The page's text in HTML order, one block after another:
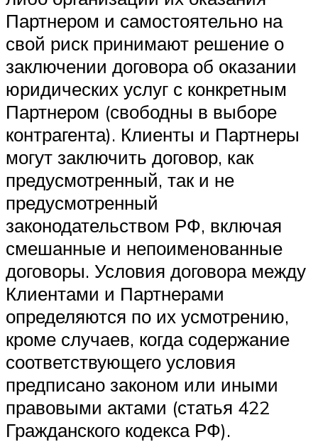
Партнером и самостоятельно на
свой риск принимают решение о
заключении договора об оказании
юридических услуг с конкретным
Партнером (свободны в выборе
контрагента). Клиенты и Партнеры
могут заключить договор, как
предусмотренный, так и не
предусмотренный
законодательством РФ, включая
смешанные и непоименованные
договоры. Условия договора между
Клиентами и Партнерами
определяются по их усмотрению,
кроме случаев, когда содержание
соответствующего условия
предписано законом или иными
правовыми актами (статья 422
Гражданского кодекса РФ).